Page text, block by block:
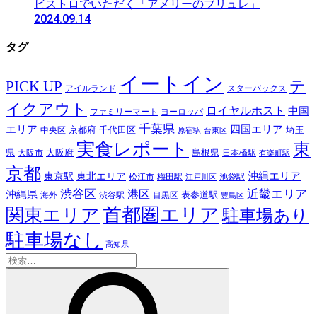
ビストロでいただく「アメリーのブリュレ」
2024.09.14
タグ
PICK UP アイルランド イートイン スターバックス テ
イクアウト
ファミリーマート ヨーロッパ ロイヤルホスト 中国
エリア 中央区 京都府 千代田区 千葉県 原宿駅 台東区 四国エリア 埼玉
県 大阪市 大阪府 実食レポート 島根県 日本橋駅 有楽町駅 東
京都 東京駅 東北エリア 松江市 梅田駅 江戸川区 池袋駅 沖縄エリア
沖縄県 海外 渋谷区 渋谷駅 港区 目黒区 表参道駅 豊島区 近畿エリア
関東エリア 首都圏エリア 駐車場あり
駐車場なし 高知県
検
索: